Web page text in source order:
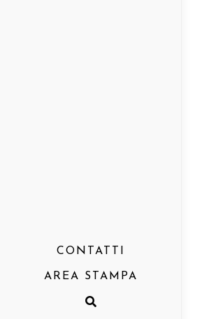
CONTATTI
AREA STAMPA
Comunicati